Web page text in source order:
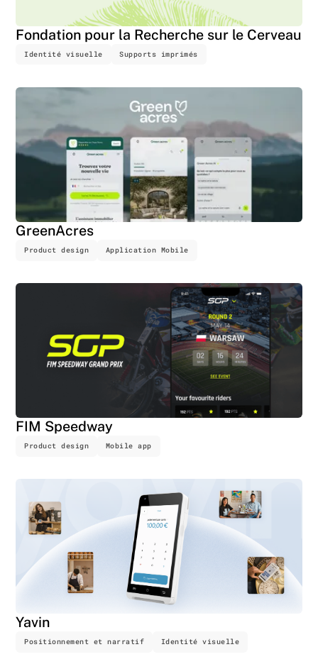
Fondation pour la Recherche sur le Cerveau
Identité visuelle Supports imprimés
GreenAcres
Product design Application Mobile
FIM Speedway
Product design Mobile app
Yavin
Positionnement et narratif Identité visuelle